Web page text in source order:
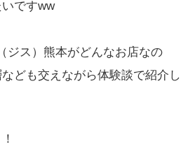
ですww
ジス）熊本がどんなお店なの
ども交えながら体験談で紹介し